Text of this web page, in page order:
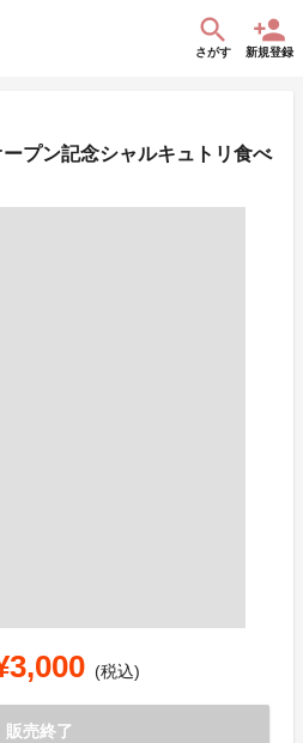
さがす 新規登録
ープン記念シャルキュトリ食べ
(税込)
販売終了